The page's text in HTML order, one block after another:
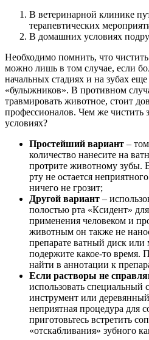
В ветеринарной клинике
терапевтических
В домашних условиях
Необходимо помнить, что
можно лишь в том случае, если
начальных стадиях и на зубах
«булыжников». В противном
травмировать животное, стоит
профессионалов. Чем же чистить
условиях?
Простейший вариант –
количество нанесите на
протрите животному зубы.
рту не остается
ничего не грозит;
Другой вариант –
полостью рта «Ксидент»
применения человеком и
животным он также не
препарате ватный диск
подержите какое-то
найти в аннотации к
Если растворы не
использовать специальный
инструмент или
неприятная процедура для
приготовьтесь встретить
«отскабливания» зубного